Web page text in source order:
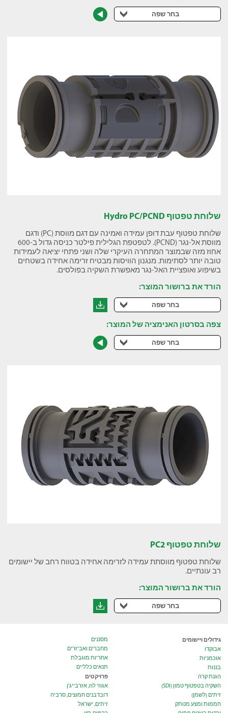
בחר שפה
שלוחת טפטוף Hydro PC/PCND
שלוחת טפטוף עבת דופן עמידה ואמינה עם דגם מווסת (PC) ודגם
מווסת אל-נגר (PCND). לטפטפת הגלילית פילטר כניסה גדול ב-600
אחוז מזה שבמוצר המתחרה העיקרי שלה ושני פתחי יציאה לעמידות
טובה יותר לסתימות. מנגנון הוויסות מבטיח זרימה אחידה בשטחים
בשיפוע ואופציית האל-נגר מאפשרת השקיה בפולסים.
הורד את ברושור המוצר:
בחר שפה
צפה בסרטון האנימציה של המוצר:
בחר שפה
שלוחת טפטוף PC2
שלוחת טפטוף מווסתת עמידה לזרימה אחידה בטווח רחב של יישומים
רב עונתיים.
הורד את ברושור המוצר:
בחר שפה
גידולים ויישומים
אבוקדו
אוכמניות
בננות
הגנת קרה
השקיה בטפטוף טמון (SDI)
זיתים (לשמן)
חממות ומצע מנותק
מסננים
מחברים ואביזרים
אחריות מוגבלת
תנאים כלליים
פרויקטים
אגוזי לוז, אזרבייג’ן
דובדבנים חמוצים, סרביה
זיתים, ישראל